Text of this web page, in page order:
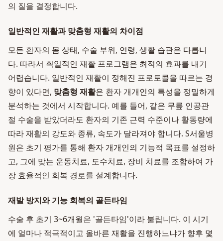
의 질을 결정합니다.
일반적인 재활과 맞춤형 재활의 차이점
모든 환자의 몸 상태, 수술 부위, 연령, 생활 습관은 다릅니
다. 따라서 획일적인 재활 프로그램은 최적의 효과를 내기
어렵습니다. 일반적인 재활이 정해진 프로토콜을 따르는 경
향이 있다면, 맞춤형 재활은 환자 개개인의 특성을 정밀하게
분석하는 것에서 시작합니다. 예를 들어, 같은 무릎 인공관
절 수술을 받았더라도 환자의 기존 근력 수준이나 활동량에
따라 재활의 강도와 종류, 속도가 달라져야 합니다. S서울병
원은 초기 평가를 통해 환자 개개인의 기능적 목표를 설정하
고, 그에 맞는 운동치료, 도수치료, 장비 치료를 조합하여 가
장 효율적인 회복 경로를 설계합니다.
재발 방지와 기능 회복의 골든타임
수술 후 초기 3~6개월은 '골든타임'이라 불립니다. 이 시기
에 얼마나 적극적이고 올바른 재활을 진행하느냐가 향후 몇